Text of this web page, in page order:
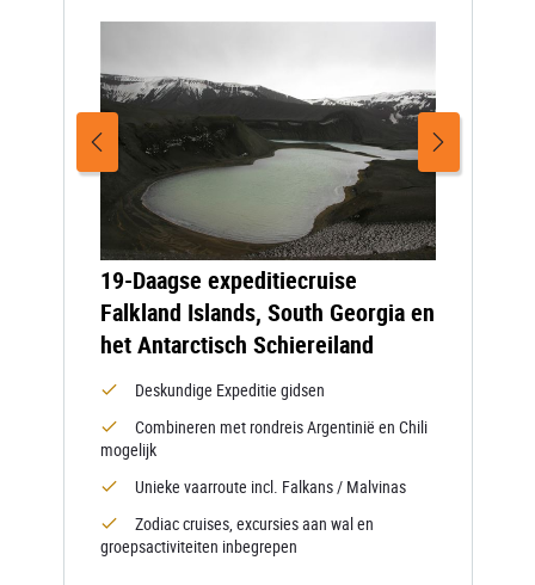
19-Daagse expeditiecruise
Falkland Islands, South Georgia en
het Antarctisch Schiereiland
Deskundige Expeditie gidsen
Combineren met rondreis Argentinië en Chili
mogelijk
Unieke vaarroute incl. Falkans / Malvinas
Zodiac cruises, excursies aan wal en
groepsactiviteiten inbegrepen